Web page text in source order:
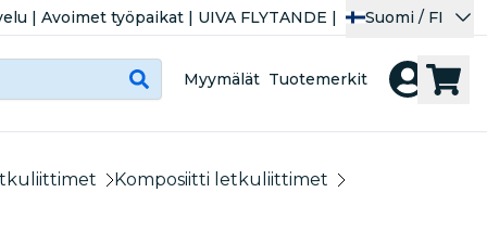
| Avoimet työpaikat | UIVA FLYTANDE | Suomi / FI
Myymälät Tuotemerkit
Komposiitti letkuliittimet